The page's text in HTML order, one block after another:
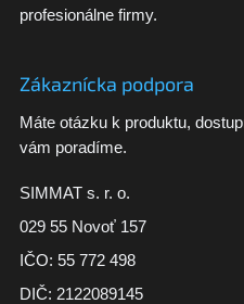
profesionálne firmy.
Zákaznícka podpora
Máte otázku k produktu,
vám poradíme.
SIMMAT s. r. o.
029 55 Novoť 157
IČO: 55 772 498
DIČ: 2122089145